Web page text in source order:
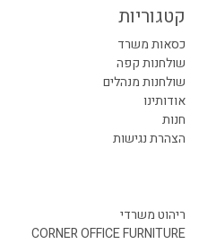
קטגוריות
כסאות משרד
שולחנות קפה
שולחנות מנהלים
אודותינו
חנות
הצהרת נגישות
ריהוט משרדי
CORNER OFFICE FURNITURE